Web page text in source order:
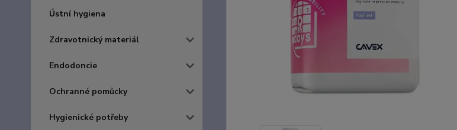
Ústní hygiena
Zdravotnický materiál
Endodoncie
Ochranné pomůcky
Hygienické potřeby